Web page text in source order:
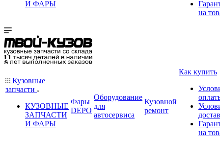
И ФАРЫ
на
Кузовные
запчасти
КУЗОВНЫЕ
ЗАПЧАСТИ
И ФАРЫ
Фары
DEPO
Оборудование
для
автосервиса
Кузовной
ремонт
Как купить
на